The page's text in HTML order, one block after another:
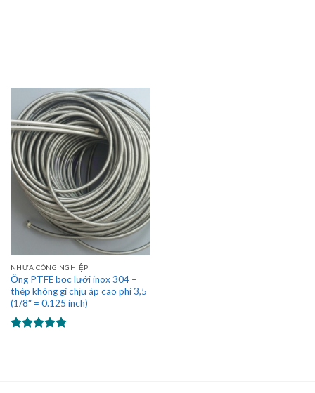
NHỰA CÔNG NGHIỆP
Ống PTFE bọc lưới inox 304 –
thép không gỉ chịu áp cao phi 3,5
(1/8″ = 0.125 inch)